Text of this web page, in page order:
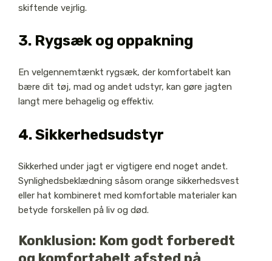
skiftende vejrlig.
3. Rygsæk og oppakning
En velgennemtænkt rygsæk, der komfortabelt kan
bære dit tøj, mad og andet udstyr, kan gøre jagten
langt mere behagelig og effektiv.
4. Sikkerhedsudstyr
Sikkerhed under jagt er vigtigere end noget andet.
Synlighedsbeklædning såsom orange sikkerhedsvest
eller hat kombineret med komfortable materialer kan
betyde forskellen på liv og død.
Konklusion: Kom godt forberedt